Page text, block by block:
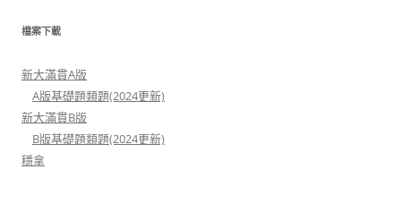
檔案下載
新大滿貫A版
A版基礎題類題(2024更新)
新大滿貫B版
B版基礎題類題(2024更新)
穩拿